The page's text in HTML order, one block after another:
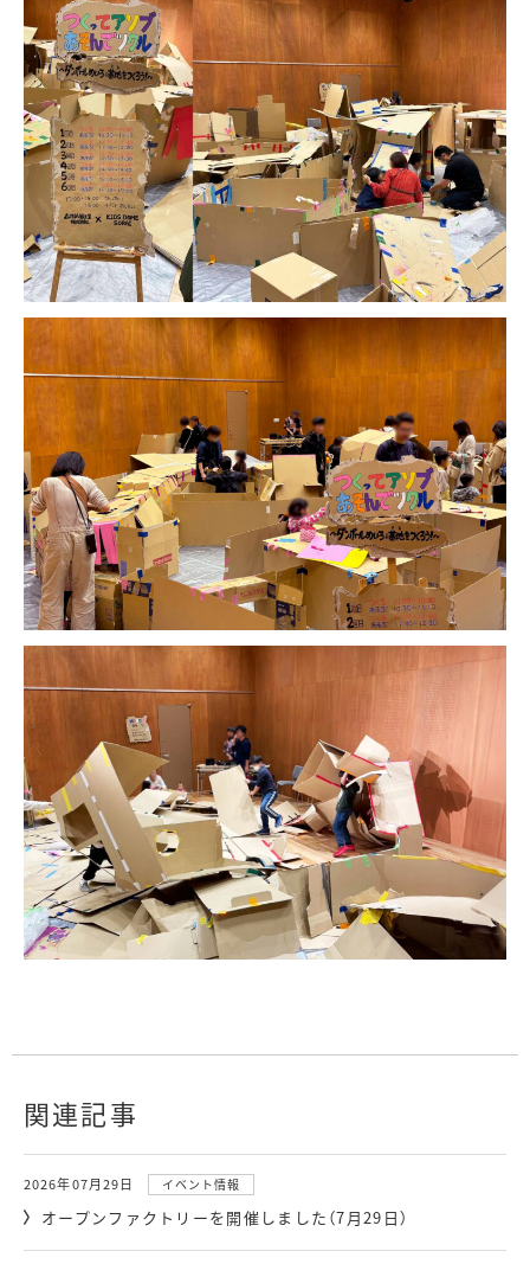
関連記事
2026年07月29日 イベント情報
オープンファクトリーを開催しました（7月29日）